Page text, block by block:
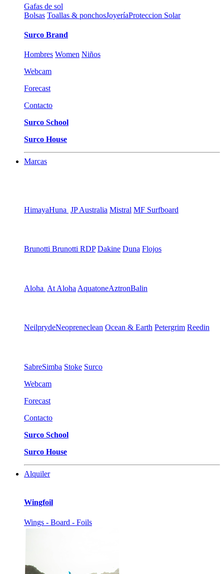
Gafas de sol
Bolsas Toallas & ponchosJoyeríaProteccion Solar
Surco Brand
Hombres Women Niños
Webcam
Forecast
Contacto
Surco School
Surco House
Marcas
HimayaHuna JP Australia Mistral MF Surfboard
Brunotti Brunotti RDP Dakine Duna Flojos
Aloha At Aloha AquatoneAztronBalin
NeilprydeNeopreneclean Ocean & Earth Petergrim Reedin
SabreSimba Stoke Surco
Webcam
Forecast
Contacto
Surco School
Surco House
Alquiler
Wingfoil
Wings - Board - Foils